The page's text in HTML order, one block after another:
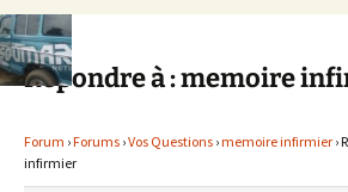
Répondre à : memoire
Forum ›Forums ›Vos Questions ›memoire infirmier ›
infirmier